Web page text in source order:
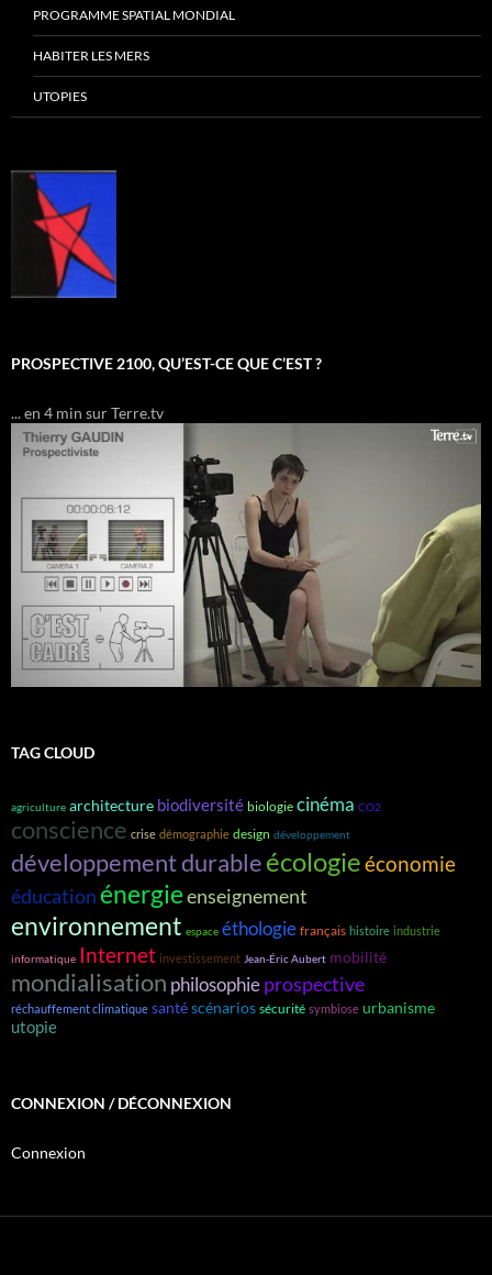
PROGRAMME SPATIAL MONDIAL
HABITER LES MERS
UTOPIES
PROSPECTIVE 2100, QU’EST-CE QUE C’EST ?
... en 4 min sur Terre.tv
TAG CLOUD
agriculture architecture biodiversité biologie cinéma CO2
conscience crise démographie design développement
développement durableécologieéconomie
éducationénergieenseignement
environnement espace éthologie français histoire industrie
informatique Internet investissement Jean-Éric Aubert mobilité
mondialisation philosophieprospective
réchauffement climatique santéscénarios sécurité symbiose urbanisme
utopie
CONNEXION / DÉCONNEXION
Connexion